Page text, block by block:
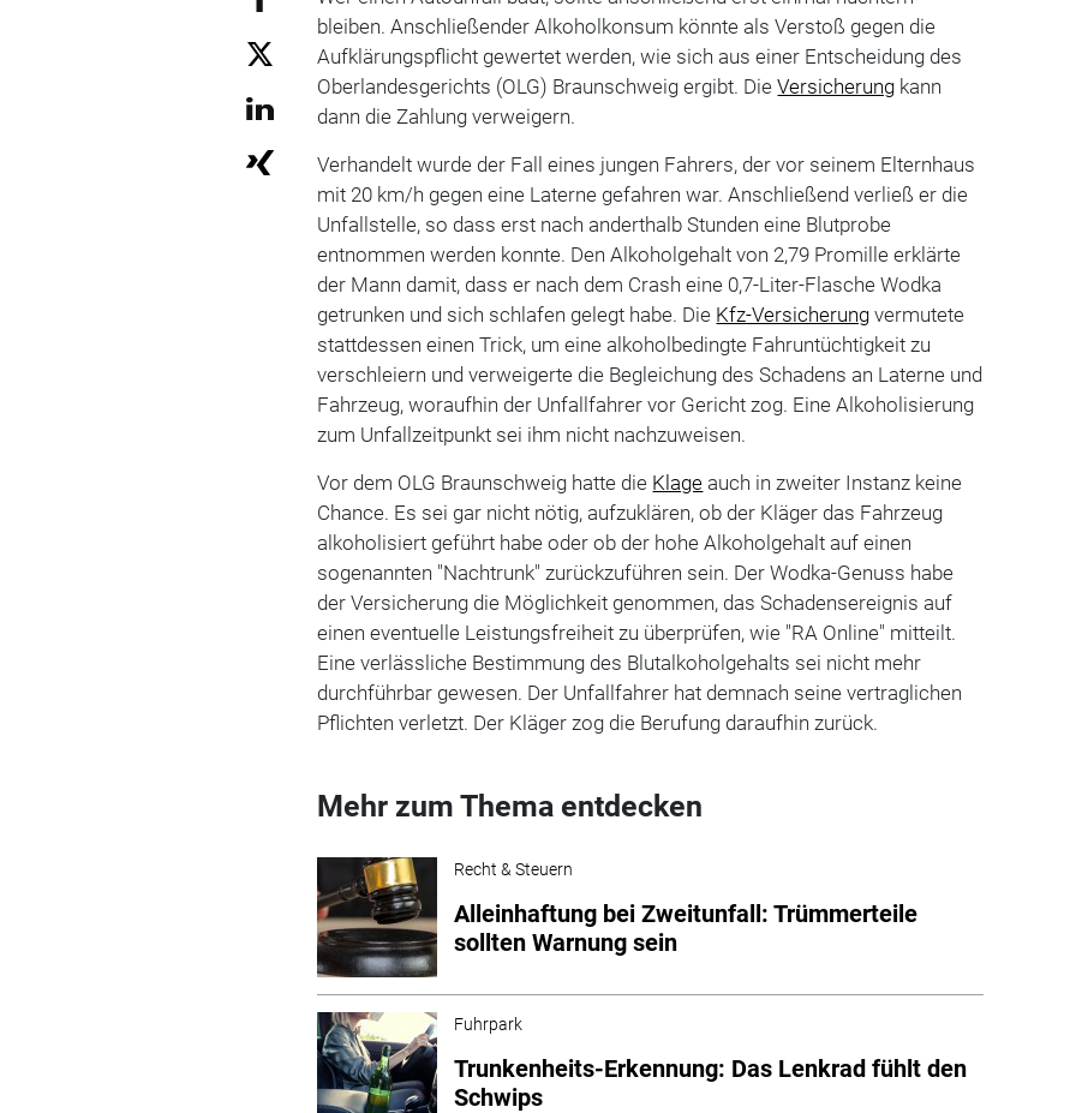
bleiben. Anschließender Alkoholkonsum könnte als Verstoß gegen die
Aufklärungspflicht gewertet werden, wie sich aus einer Entscheidung des
Oberlandesgerichts (OLG) Braunschweig ergibt. DieVersicherung kann
dann die Zahlung verweigern.
Verhandelt wurde der Fall eines jungen Fahrers, der vor seinem Elternhaus
mit 20 km/h gegen eine Laterne gefahren war. Anschließend verließ er die
Unfallstelle, so dass erst nach anderthalb Stunden eine Blutprobe
entnommen werden konnte. Den Alkoholgehalt von 2,79 Promille erklärte
der Mann damit, dass er nach dem Crash eine 0,7-Liter-Flasche Wodka
getrunken und sich schlafen gelegt habe. Die Kfz-Versicherung vermutete
stattdessen einen Trick, um eine alkoholbedingte Fahruntüchtigkeit zu
verschleiern und verweigerte die Begleichung des Schadens an Laterne und
Fahrzeug, woraufhin der Unfallfahrer vor Gericht zog. Eine Alkoholisierung
zum Unfallzeitpunkt sei ihm nicht nachzuweisen.
Vor dem OLG Braunschweig hatte die Klage auch in zweiter Instanz keine
Chance. Es sei gar nicht nötig, aufzuklären, ob der Kläger das Fahrzeug
alkoholisiert geführt habe oder ob der hohe Alkoholgehalt auf einen
sogenannten "Nachtrunk" zurückzuführen sein. Der Wodka-Genuss habe
der Versicherung die Möglichkeit genommen, das Schadensereignis auf
einen eventuelle Leistungsfreiheit zu überprüfen, wie "RA Online" mitteilt.
Eine verlässliche Bestimmung des Blutalkoholgehalts sei nicht mehr
durchführbar gewesen. Der Unfallfahrer hat demnach seine vertraglichen
Pflichten verletzt. Der Kläger zog die Berufung daraufhin zurück.
Mehr zum Thema entdecken
Recht & Steuern
Alleinhaftung bei Zweitunfall: Trümmerteile
sollten Warnung sein
Fuhrpark
Trunkenheits-Erkennung: Das Lenkrad fühlt den
Schwips